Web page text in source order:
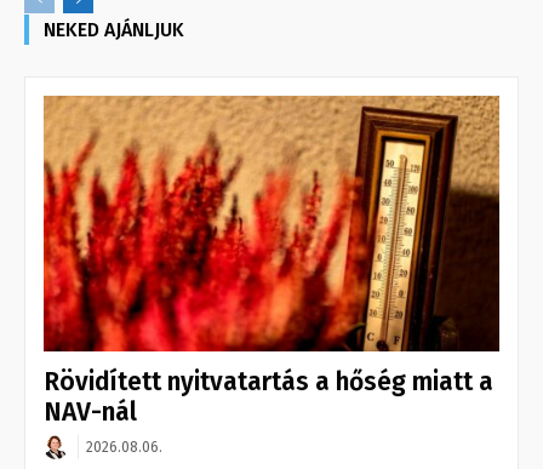
NEKED AJÁNLJUK
Rövidített nyitvatartás a hőség miatt a
NAV-nál
2026.08.06.